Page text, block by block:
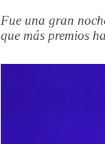
Fue una gran
que más premios